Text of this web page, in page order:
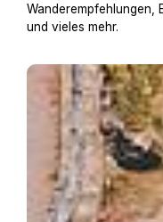
Wanderempfehlungen,
und vieles mehr.
Hausboot mit Hund